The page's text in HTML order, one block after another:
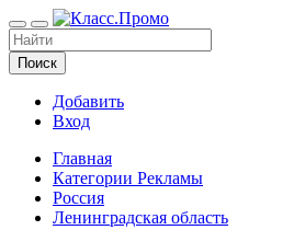
Поиск
Добавить
Вход
Главная
Категории Рекламы
Россия
Ленинградская область